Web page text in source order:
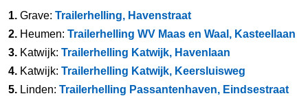
1. Grave: Trailerhelling, Havenstraat
2. Heumen: Trailerhelling WV Maas en Waal, Kasteellaan
3. Katwijk: Trailerhelling Katwijk, Havenlaan
4. Katwijk: Trailerhelling Katwijk, Keersluisweg
5. Linden: Trailerhelling Passantenhaven, Eindsestraat